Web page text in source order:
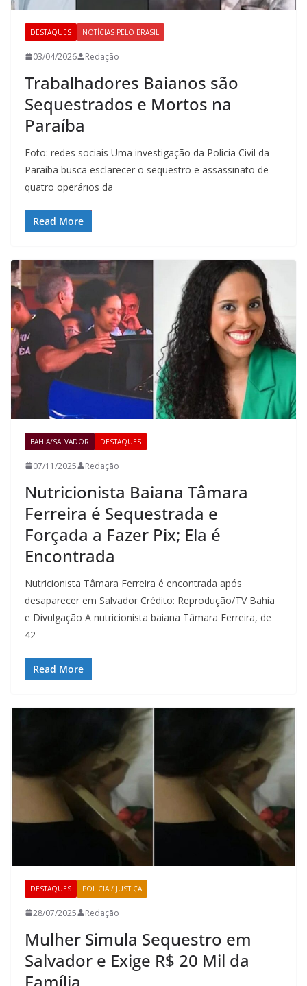
DESTAQUES NOTÍCIAS PELO BRASIL
03/04/2026 Redação
Trabalhadores Baianos são
Sequestrados e Mortos na
Paraíba
Foto: redes sociais Uma investigação da Polícia Civil da
Paraíba busca esclarecer o sequestro e assassinato de
quatro operários da
Read More
BAHIA/SALVADOR DESTAQUES
07/11/2025 Redação
Nutricionista Baiana Tâmara
Ferreira é Sequestrada e
Forçada a Fazer Pix; Ela é
Encontrada
Nutricionista Tâmara Ferreira é encontrada após
desaparecer em Salvador Crédito: Reprodução/TV Bahia
e Divulgação A nutricionista baiana Tâmara Ferreira, de
42
Read More
DESTAQUES POLICIA / JUSTIÇA
28/07/2025 Redação
Mulher Simula Sequestro em
Salvador e Exige R$ 20 Mil da